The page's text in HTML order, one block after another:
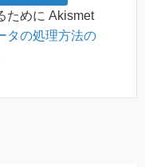
ために Akismet
タの処理方法の